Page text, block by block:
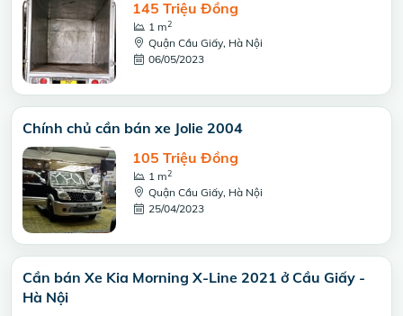
145 Triệu Đồng
1 m2
Quận Cầu Giấy, Hà Nội
06/05/2023
Chính chủ cần bán xe Jolie 2004
105 Triệu Đồng
1 m2
Quận Cầu Giấy, Hà Nội
25/04/2023
Cần bán Xe Kia Morning X-Line 2021 ở Cầu Giấy -
Hà Nội